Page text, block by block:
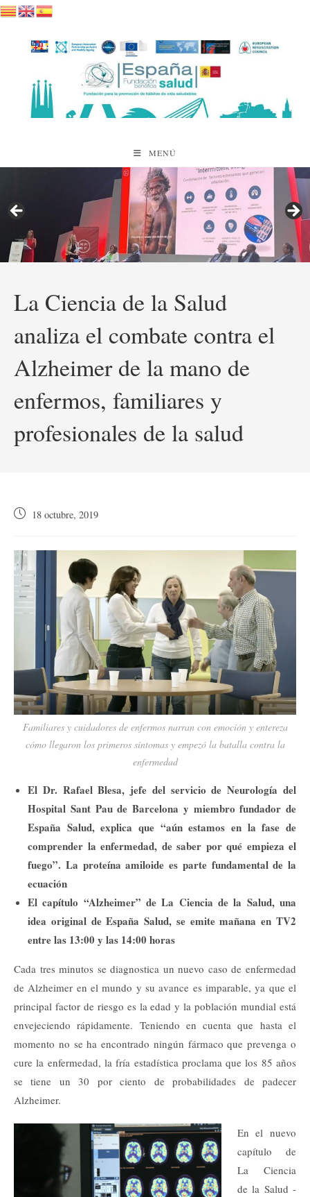
Saltar
contenido
MENÚ
La Ciencia de la Salud
analiza el combate contra el
Alzheimer de la mano de
enfermos, familiares y
profesionales de la salud
Publicación
entrada:
18 octubre, 2019
Familiares y cuidadores de enfermos narran con emoción y entereza
cómo llegaron los primeros síntomas y empezó la batalla contra la
enfermedad
El Dr. Rafael Blesa, jefe del servicio de Neurología del
Hospital Sant Pau de Barcelona y miembro fundador de
España Salud, explica que “aún estamos en la fase de
comprender la enfermedad, de saber por qué empieza el
fuego”. La proteína amiloide es parte fundamental de la
ecuación
El capítulo “Alzheimer” de La Ciencia de la Salud, una
idea original de España Salud, se emite mañana en TV2
entre las 13:00 y las 14:00 horas
Cada tres minutos se diagnostica un nuevo caso de enfermedad
de Alzheimer en el mundo y su avance es imparable, ya que el
principal factor de riesgo es la edad y la población mundial está
envejeciendo rápidamente. Teniendo en cuenta que hasta el
momento no se ha encontrado ningún fármaco que prevenga o
cure la enfermedad, la fría estadística proclama que los 85 años
se tiene un 30 por ciento de probabilidades de padecer
Alzheimer.
En el nuevo
capítulo de
La Ciencia
de la Salud -